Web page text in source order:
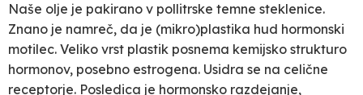
Naše olje je pakirano v pollitrske temne steklenice.
Znano je namreč, da je (mikro)plastika hud hormonski
motilec. Veliko vrst plastik posnema kemijsko strukturo
hormonov, posebno estrogena. Usidra se na celične
receptorje. Posledica je hormonsko razdejanje,